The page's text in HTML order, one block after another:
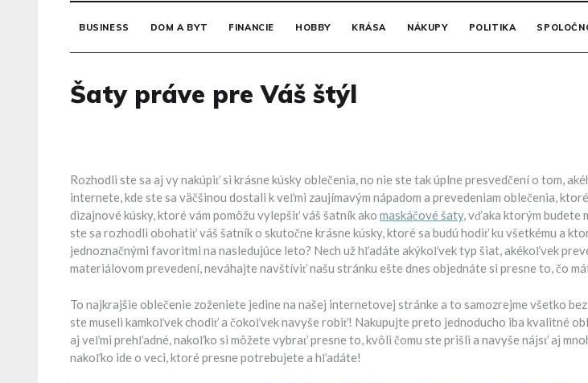
BUSINESS DOM A BYT FINANCIE HOBBY KRÁSA NÁKUPY POLITIKA
Šaty práve pre Váš štýl
Rozhodli ste sa aj vy nakúpiť si krásne kúsky oblečenia, no nie ste tak úplne presvedčení o tom,
internete, kde ste sa väčšinou dostali k veľmi zaujímavým nápadom a prevedeniam oblečenia,
dizajnové kúsky, ktoré vám pomôžu vylepšiť váš šatník ako maskáčové šaty, vďaka ktorým budete
ste sa rozhodli obohatiť váš šatník o skutočne krásne kúsky, ktoré sa budú hodiť ku všetkému a
jednoznačnými favoritmi na nasledujúce leto? Nech už hľadáte akýkoľvek typ šiat, akékoľvek
materiálovom prevedení, neváhajte navštíviť našu stránku ešte dnes objednáte si presne to, čo
To najkrajšie oblečenie zoženiete jedine na našej internetovej stránke a to samozrejme všetko
ste museli kamkoľvek chodiť a čokoľvek navyše robiť! Nakupujte preto jednoducho iba kvalitné
aj veľmi prehľadné, nakoľko si môžete vybrať presne to, kvôli čomu ste prišli a navyše nájsť aj
nakoľko ide o veci, ktoré presne potrebujete a hľadáte!